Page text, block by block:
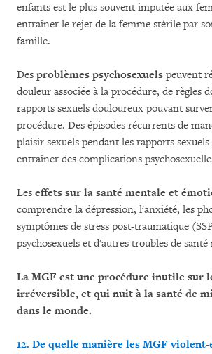
enfants est le plus souvent imputée aux
entraîner le rejet de la femme stérile par
famille.
Des problèmes psychosexuels peuvent
douleur associée à la procédure, de règles
rapports sexuels douloureux pouvant
procédure. Des épisodes récurrents de
plaisir sexuels pendant les rapports
entraîner des complications
Les effets sur la santé mentale et
comprendre la dépression, l'anxiété, les
symptômes de stress post-traumatique
psychosexuels et d'autres troubles de santé
La MGF est une procédure inutile sur
irréversible, et qui nuit à la santé de
dans le monde.
12. De quelle manière les MGF